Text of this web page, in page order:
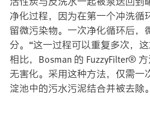
净化过程，因为在第一个冲洗循
留微污染物。一次净化循环后，
分。“这一过程可以重复多次，
相比，Bosman 的 FuzzyFilter®
无害化。采用这种方法，仅需
淀池中的污水污泥结合并被去除